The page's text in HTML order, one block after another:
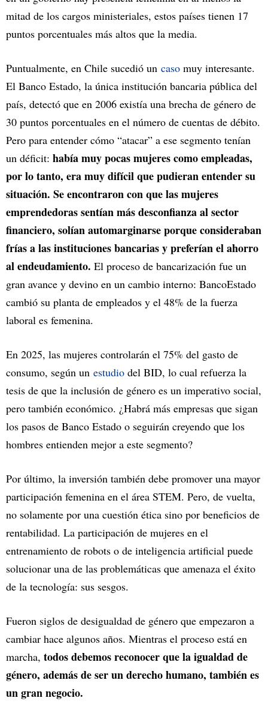
mitad de los cargos ministeriales, estos países tienen 17
puntos porcentuales más altos que la media.
Puntualmente, en Chile sucedió un caso muy interesante.
El Banco Estado, la única institución bancaria pública del
país, detectó que en 2006 existía una brecha de género de
30 puntos porcentuales en el número de cuentas de débito.
Pero para entender cómo “atacar” a ese segmento tenían
un déficit: había muy pocas mujeres como empleadas,
por lo tanto, era muy difícil que pudieran entender su
situación. Se encontraron con que las mujeres
emprendedoras sentían más desconfianza al sector
financiero, solían automarginarse porque consideraban
frías a las instituciones bancarias y preferían el ahorro
al endeudamiento. El proceso de bancarización fue un
gran avance y devino en un cambio interno: BancoEstado
cambió su planta de empleados y el 48% de la fuerza
laboral es femenina.
En 2025, las mujeres controlarán el 75% del gasto de
consumo, según un estudio del BID, lo cual refuerza la
tesis de que la inclusión de género es un imperativo social,
pero también económico. ¿Habrá más empresas que sigan
los pasos de Banco Estado o seguirán creyendo que los
hombres entienden mejor a este segmento?
Por último, la inversión también debe promover una mayor
participación femenina en el área STEM. Pero, de vuelta,
no solamente por una cuestión ética sino por beneficios de
rentabilidad. La participación de mujeres en el
entrenamiento de robots o de inteligencia artificial puede
solucionar una de las problemáticas que amenaza el éxito
de la tecnología: sus sesgos.
Fueron siglos de desigualdad de género que empezaron a
cambiar hace algunos años. Mientras el proceso está en
marcha, todos debemos reconocer que la igualdad de
género, además de ser un derecho humano, también es
un gran negocio.